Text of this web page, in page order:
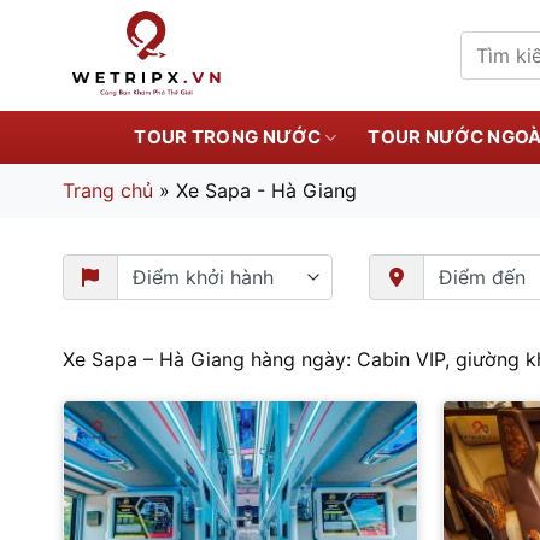
kiếm:
TOUR TRONG NƯỚC TOUR NƯỚC
Trang chủ » Xe Sapa - Hà Giang
Xe Sapa – Hà Giang hàng ngày: Cabin VIP,